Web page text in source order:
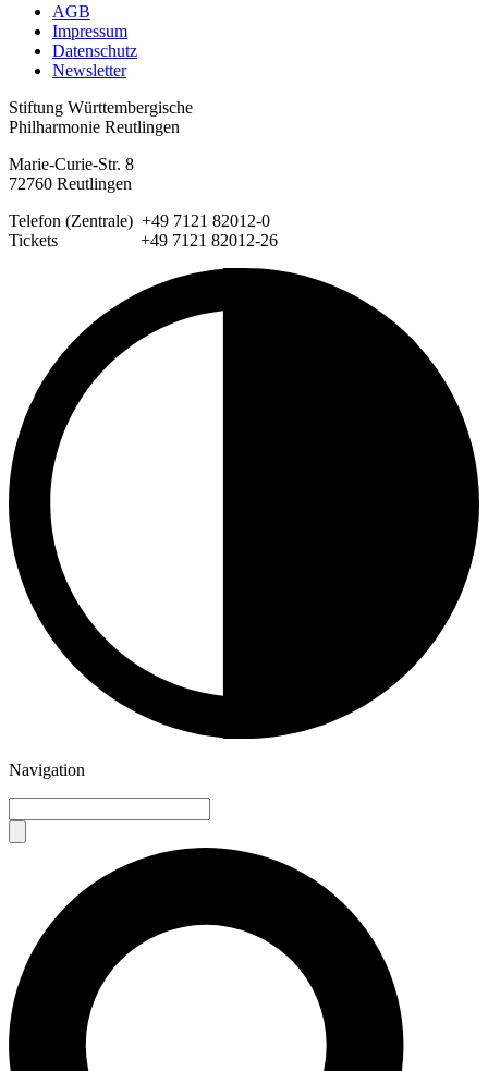
AGB
Impressum
Datenschutz
Newsletter
Stiftung Württembergische
Philharmonie Reutlingen
Marie-Curie-Str. 8
72760 Reutlingen
Telefon (Zentrale) +49 7121 82012-0
Tickets +49 7121 82012-26
Navigation